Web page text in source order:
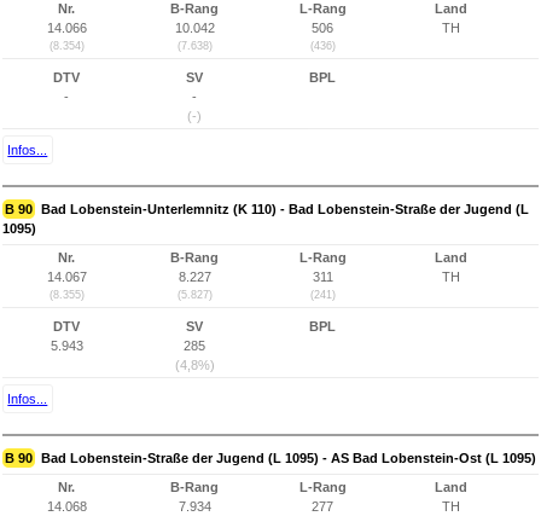
Nr.
14.066
(8.354)
B-Rang
10.042
(7.638)
L-Rang
506
(436)
Land
TH
DTV
-
SV
-
(-)
BPL
Infos...
B 90 Bad Lobenstein-Unterlemnitz (K 110) - Bad Lobenstein-Straße der Jugend (L
1095)
Nr.
14.067
(8.355)
B-Rang
8.227
(5.827)
L-Rang
311
(241)
Land
TH
DTV
5.943
SV
285
(4,8%)
BPL
Infos...
B 90 Bad Lobenstein-Straße der Jugend (L 1095) - AS Bad Lobenstein-Ost (L 1095)
Nr.
14.068
B-Rang
7.934
L-Rang
277
Land
TH